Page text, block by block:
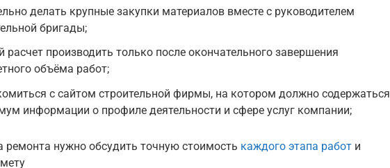
делать крупные закупки материалов вместе с руководителем
бригады;
расчет производить только после окончательного завершения
объёма работ;
с сайтом строительной фирмы, на котором должно содержаться
информации о профиле деятельности и сфере услуг компании;
ремонта нужно обсудить точную стоимость каждого этапа работ и